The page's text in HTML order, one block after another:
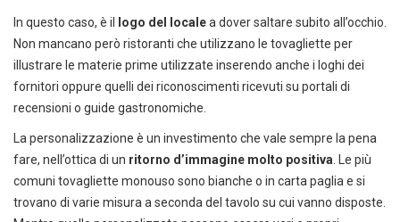
Puoi facilmente conoscere tutti i
nostri prodotti
scaricando i cataloghi in PDF.
CLICCA SULLE IMMAGINI
In questo caso, è il logo del localea dover saltare subito all’occhio.
Non mancano però ristoranti che utilizzano le tovagliette per
illustrare le materie prime utilizzate inserendo anche i loghi dei
fornitori oppure quelli dei riconoscimenti ricevuti su portali di
recensioni o guide gastronomiche.
La personalizzazione è un investimento che vale sempre la pena
fare, nell’ottica di un ritorno d’immagine molto positiva . Le più
comuni tovagliette monouso sono bianche o in carta paglia e si
trovano di varie misura a seconda del tavolo su cui vanno disposte.